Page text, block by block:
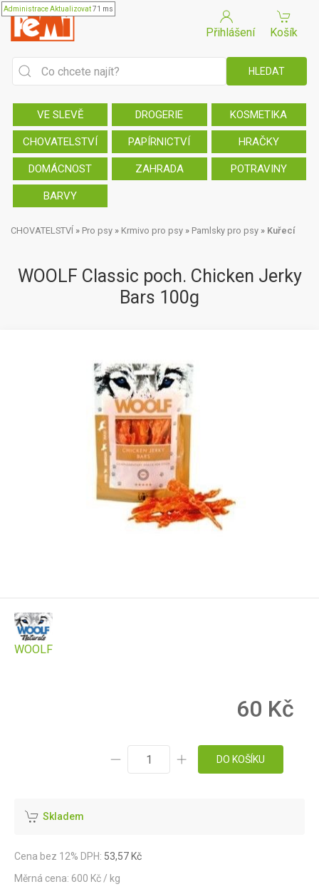
AdministraceAktualizovat71 ms
Přihlášení Košík
VE SLEVĚ DROGERIE KOSMETIKA
CHOVATELSTVÍ PAPÍRNICTVÍ HRAČKY
DOMÁCNOST ZAHRADA POTRAVINY
BARVY
CHOVATELSTVÍ » Pro psy » Krmivo pro psy » Pamlsky pro psy » Kuřecí
WOOLF Classic poch. Chicken Jerky
Bars 100g
WOOLF
60 Kč
DO KOŠÍKU
Skladem
Cena bez 12% DPH: 53,57 Kč
Měrná cena: 600 Kč / kg